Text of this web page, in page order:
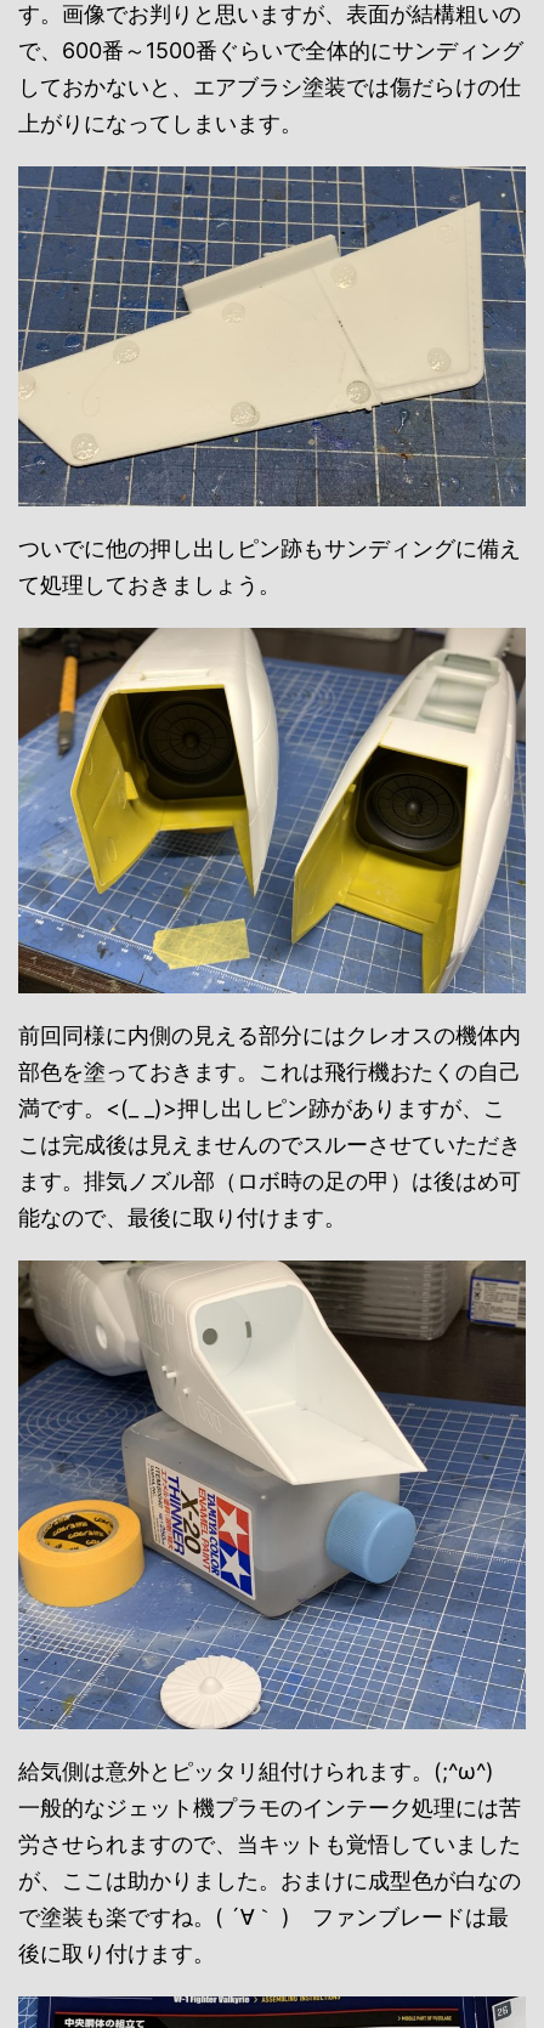
す。画像でお判りと思いますが、表面が結構粗いの
で、600番～1500番ぐらいで全体的にサンディング
しておかないと、エアブラシ塗装では傷だらけの仕
上がりになってしまいます。
ついでに他の押し出しピン跡もサンディングに備え
て処理しておきましょう。
前回同様に内側の見える部分にはクレオスの機体内
部色を塗っておきます。これは飛行機おたくの自己
満です。<(_ _)>押し出しピン跡がありますが、こ
こは完成後は見えませんのでスルーさせていただき
ます。排気ノズル部（ロボ時の足の甲）は後はめ可
能なので、最後に取り付けます。
給気側は意外とピッタリ組付けられます。(;^ω^)
一般的なジェット機プラモのインテーク処理には苦
労させられますので、当キットも覚悟していました
が、ここは助かりました。おまけに成型色が白なの
で塗装も楽ですね。( ´∀｀ ) ファンブレードは最
後に取り付けます。